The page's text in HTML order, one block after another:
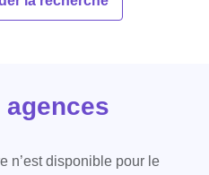
agences
n’est disponible pour le